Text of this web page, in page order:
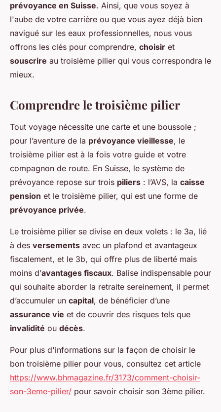
prévoyance en Suisse. Ainsi, que vous soyez à
l'aube de votre carrière ou que vous ayez déjà bien
navigué sur les eaux professionnelles, nous vous
offrons les clés pour comprendre, choisir et
souscrire au troisième pilier qui vous correspondra le
mieux.
Comprendre le troisième pilier
Tout voyage nécessite une carte et une boussole ;
pour l’aventure de la prévoyance vieillesse, le
troisième pilier est à la fois votre guide et votre
compagnon de route. En Suisse, le système de
prévoyance repose sur trois piliers : l’AVS, la caisse
pension et le troisième pilier, qui est une forme de
prévoyance privée.
Le troisième pilier se divise en deux volets : le 3a, lié
à des versements avec un plafond et avantageux
fiscalement, et le 3b, qui offre plus de liberté mais
moins d’avantages fiscaux. Balise indispensable pour
qui souhaite aborder la retraite sereinement, il permet
d’accumuler un capital, de bénéficier d’une
assurance vie et de couvrir des risques tels que
invalidité ou décès.
Pour plus d'informations sur la façon de choisir le
bon troisième pilier pour vous, consultez cet article
https://www.bhmagazine.fr/3173/comment-choisir-
son-3eme-pilier/ pour savoir choisir son 3ème pilier.